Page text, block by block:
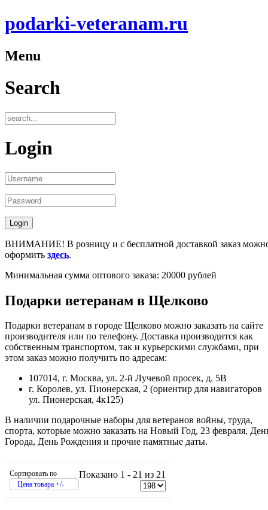
podarki-veteranam.ru
Menu
Search
Login
ВНИМАНИЕ! В розницу и с бесплатной доставкой заказ
оформить здесь.
Минимальная сумма оптового заказа: 20000 рублей
Подарки ветеранам в Щелково
Подарки ветеранам в городе Щелково можно заказать на сайте
производителя или по телефону. Доставка производится как
собственным транспортом, так и курьерскими службами, при
этом заказ можно получить по адресам:
107014, г. Москва, ул. 2-й Лучевой просек, д. 5В
г. Королев, ул. Пионерская, 2 (ориентир для навигаторов
ул. Пионерская, 4к125)
В наличии подарочные наборы для ветеранов войны, труда,
спорта, которые можно заказать на Новый Год, 23 февраля,
Города, День Рождения и прочие памятные даты.
Сортировать по
Цена товара +/-
Показано 1 - 21 из 21